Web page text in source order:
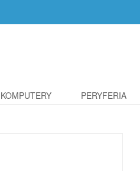
KOMPUTERY PERYFERIA